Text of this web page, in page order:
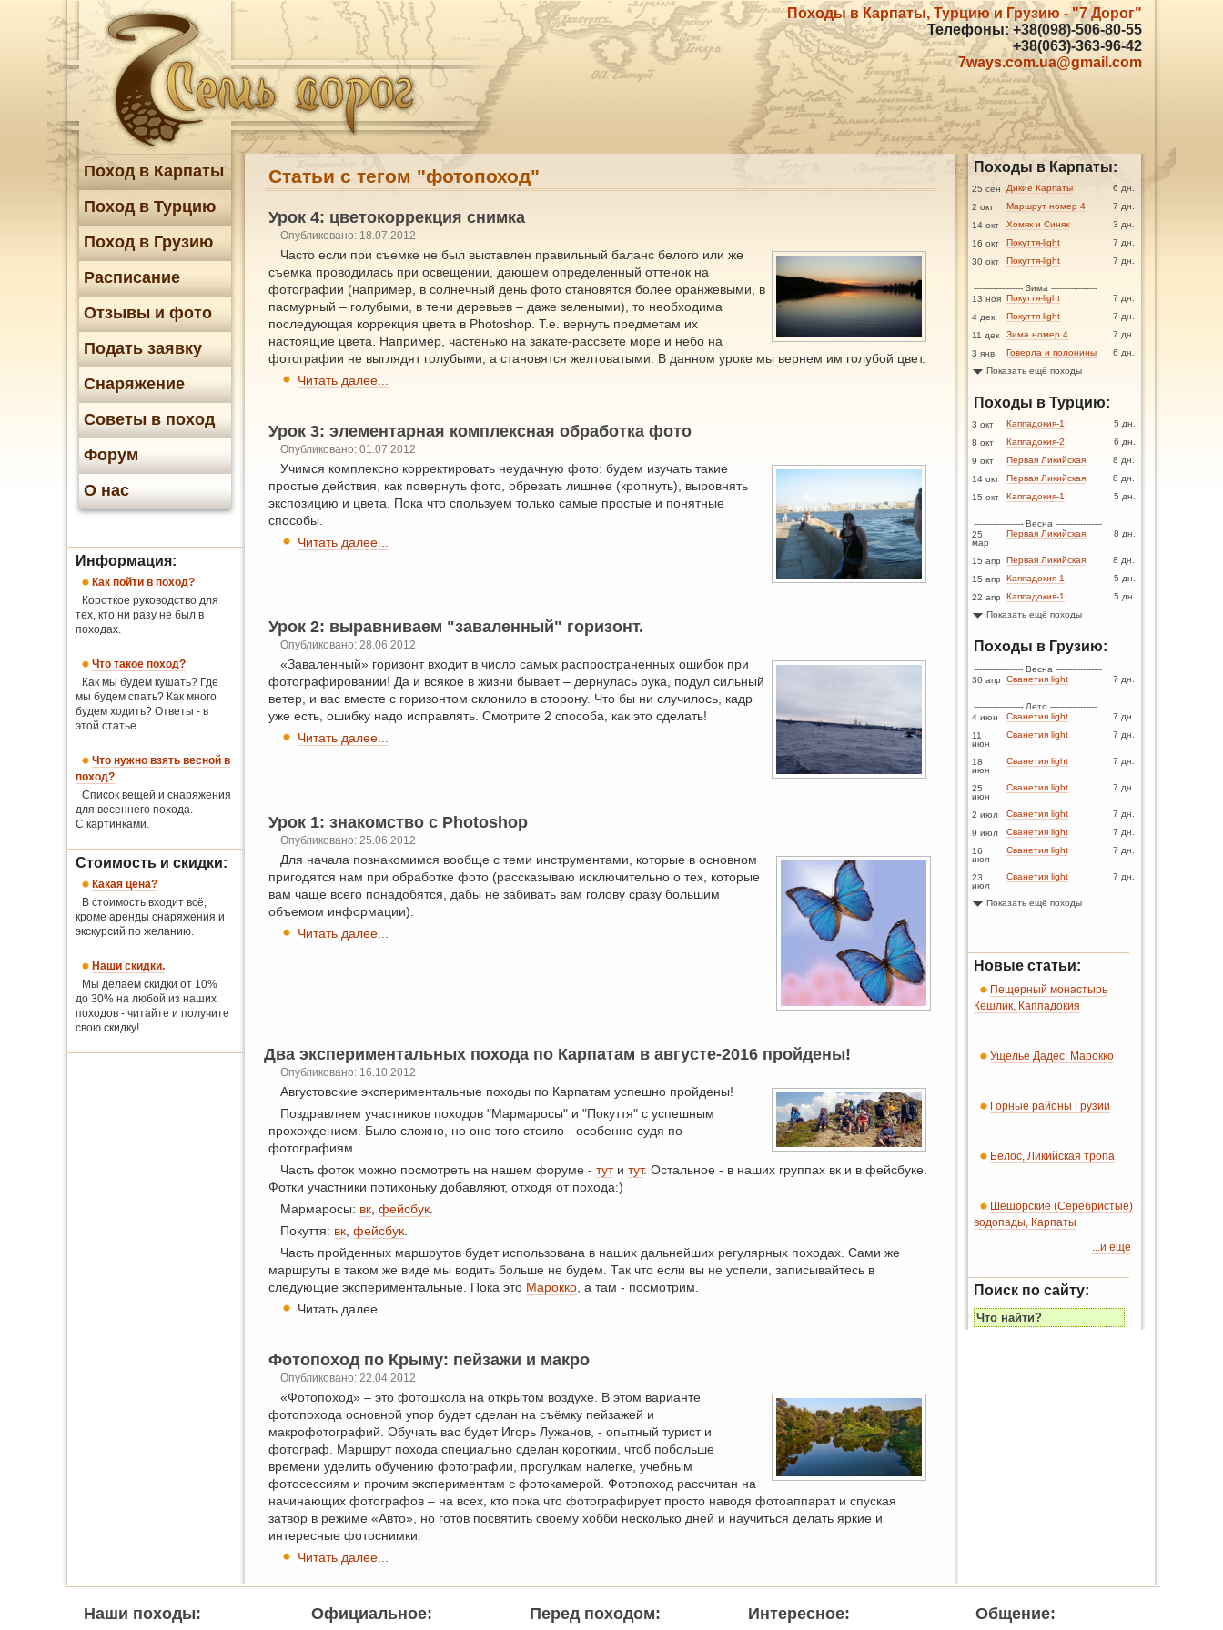
Походы в Карпаты, Турцию и Грузию - "7 Дорог"
Телефоны: +38(098)-506-80-55
+38(063)-363-96-42
7ways.com.ua@gmail.com
Статьи с тегом "фотопоход"
Урок 4: цветокоррекция снимка
Опубликовано: 18.07.2012
Часто если при съемке не был выставлен правильный баланс белого или же
съемка проводилась при освещении, дающем определенный оттенок на
фотографии (например, в солнечный день фото становятся более оранжевыми, в
пасмурный – голубыми, в тени деревьев – даже зелеными), то необходима
последующая коррекция цвета в Photoshop. Т.е. вернуть предметам их
настоящие цвета. Например, частенько на закате-рассвете море и небо на
фотографии не выглядят голубыми, а становятся желтоватыми. В данном уроке мы вернем им голубой цвет.
Читать далее...
Урок 3: элементарная комплексная обработка фото
Опубликовано: 01.07.2012
Учимся комплексно корректировать неудачную фото: будем изучать такие
простые действия, как повернуть фото, обрезать лишнее (кропнуть), выровнять
экспозицию и цвета. Пока что спользуем только самые простые и понятные
способы.
Читать далее...
Урок 2: выравниваем "заваленный" горизонт.
Опубликовано: 28.06.2012
«Заваленный» горизонт входит в число самых распространенных ошибок при
фотографировании! Да и всякое в жизни бывает – дернулась рука, подул сильный
ветер, и вас вместе с горизонтом склонило в сторону. Что бы ни случилось, кадр
уже есть, ошибку надо исправлять. Смотрите 2 способа, как это сделать!
Читать далее...
Урок 1: знакомство с Photoshop
Опубликовано: 25.06.2012
Для начала познакомимся вообще с теми инструментами, которые в основном
пригодятся нам при обработке фото (рассказываю исключительно о тех, которые
вам чаще всего понадобятся, дабы не забивать вам голову сразу большим
объемом информации).
Читать далее...
Два экспериментальных похода по Карпатам в августе-2016 пройдены!
Опубликовано: 16.10.2012
Августовские экспериментальные походы по Карпатам успешно пройдены!
Поздравляем участников походов "Мармаросы" и "Покуття" с успешным
прохождением. Было сложно, но оно того стоило - особенно судя по
фотографиям.
Часть фоток можно посмотреть на нашем форуме - тути тут. Остальное - в наших группах вк и в фейсбуке.
Фотки участники потихоньку добавляют, отходя от похода:)
Мармаросы: вк фейсбук
Покуття: вк фейсбук
Часть пройденных маршрутов будет использована в наших дальнейших регулярных походах. Сами же
маршруты в таком же виде мы водить больше не будем. Так что если вы не успели, записывайтесь в
следующие экспериментальные. Пока это Марокко , а там - посмотрим.
Читать далее...
Фотопоход по Крыму: пейзажи и макро
Опубликовано: 22.04.2012
«Фотопоход» – это фотошкола на открытом воздухе. В этом варианте
фотопохода основной упор будет сделан на съёмку пейзажей и
макрофотографий. Обучать вас будет Игорь Лужанов, - опытный турист и
фотограф. Маршрут похода специально сделан коротким, чтоб побольше
времени уделить обучению фотографии, прогулкам налегке, учебным
фотосессиям и прочим экспериментам с фотокамерой. Фотопоход рассчитан на
начинающих фотографов – на всех, кто пока что фотографирует просто наводя фотоаппарат и спуская
затвор в режиме «Авто», но готов посвятить своему хобби несколько дней и научиться делать яркие и
интересные фотоснимки.
Читать далее...
Поход в Карпаты
Поход в Турцию
Поход в Грузию
Расписание
Отзывы и фото
Подать заявку
Снаряжение
Советы в поход
Форум
О нас
Информация:
Как пойти в поход?
Короткое руководство для
тех, кто ни разу не был в
походах.
Что такое поход?
Как мы будем кушать? Где
мы будем спать? Как много
будем ходить? Ответы - в
этой статье.
Что нужно взять весной в
поход?
Список вещей и снаряжения
для весеннего похода.
С картинками.
Стоимость и скидки:
Какая цена?
В стоимость входит всё,
кроме аренды снаряжения и
экскурсий по желанию.
Наши скидки.
Мы делаем скидки от 10%
до 30% на любой из наших
походов - читайте и получите
свою скидку!
Походы в Карпаты:
25 сен Дикие Карпаты
6 дн.
2 окт
Маршрут номер 4
7 дн.
14 окт
Хомяк и Синяк
3 дн.
16 окт
Покуття-light
7 дн.
30 окт
Покуття-light 7 дн.
------------------ Зима -----------------
13 ноя Покуття-light
7 дн.
4 дек
Покуття-light
7 дн.
11 дек
Зима номер 4
7 дн.
3 янв
Говерла и полонины
6 дн.
Показать ещё походы
Походы в Турцию:
3 окт Каппадокия-1
5 дн.
8 окт
Каппадокия-2
6 дн.
9 окт
Первая Ликийская
8 дн.
14 окт
Первая Ликийская
8 дн.
15 окт
Каппадокия-1 5 дн.
------------------ Весна -----------------
25
мар
Первая Ликийская 8 дн.
15 апр Первая Ликийская
8 дн.
15 апр
Каппадокия-1
5 дн.
22 апр
Каппадокия-1
5 дн.
Показать ещё походы
Походы в Грузию:
------------------ Весна -----------------
30 апр
Сванетия light 7 дн.
------------------ Лето -----------------
4 июн
Сванетия light
7 дн.
11
июн
Сванетия light 7 дн.
18
июн
Сванетия light 7 дн.
25
июн
Сванетия light 7 дн.
2 июл Сванетия light
7 дн.
9 июл
Сванетия light
7 дн.
16
июл
Сванетия light 7 дн.
23
июл
Сванетия light 7 дн.
Показать ещё походы
Новые статьи:
Пещерный монастырь
Кешлик, Каппадокия
Ущелье Дадес, Марокко
Горные районы Грузии
Белос, Ликийская тропа
Шешорские (Серебристые)
водопады, Карпаты
...и ещё
Поиск по сайту:
Наши походы: Официальное: Перед походом: Интересное: Общение: